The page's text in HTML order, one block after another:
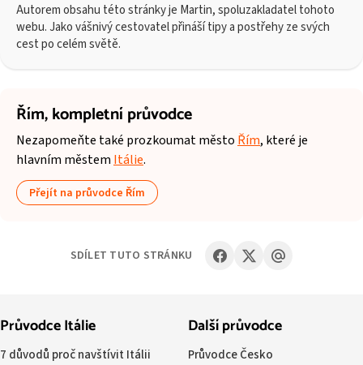
Autorem obsahu této stránky je Martin, spoluzakladatel tohoto
webu. Jako vášnivý cestovatel přináší tipy a postřehy ze svých
cest po celém světě.
Řím,kompletní průvodce
Nezapomeňte také prozkoumat město Řím, které je
hlavním městem Itálie.
Přejít na průvodce Řím
SDÍLET TUTO STRÁNKU
Průvodce Itálie
7 důvodů proč navštívit Itálii
Další průvodce
Průvodce Česko